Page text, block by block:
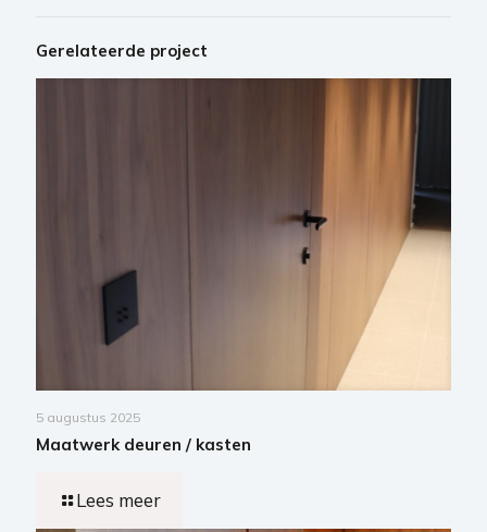
Gerelateerde project
5 augustus 2025
Maatwerk deuren / kasten
Lees meer